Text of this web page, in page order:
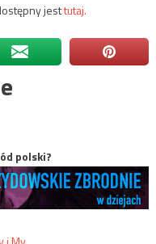
jesttutaj.
polski?